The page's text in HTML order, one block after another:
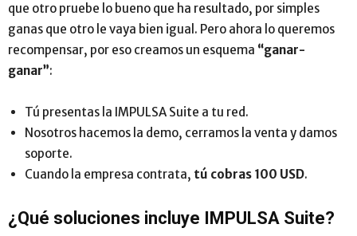
que otro pruebe lo bueno que ha resultado, por simples
ganas que otro le vaya bien igual. Pero ahora lo queremos
recompensar, por eso creamos un esquema “ganar-
ganar”:
Tú presentas la IMPULSA Suite a tu red.
Nosotros hacemos la demo, cerramos la venta y damos
soporte.
Cuando la empresa contrata, tú cobras 100 USD.
¿Qué soluciones incluye IMPULSA Suite?